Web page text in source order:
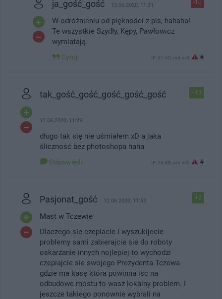
-10
ja_gość_gość 12.06.2020, 11:31
W odróżnieniu od piękności z pis, hahaha!
Te wszystkie Szydły, Kępy, Pawłowicz
wymiatają.
Cytuj IP: 31.60.xx4.xx3 #
+13
tak_gość_gość_gość_gość_gość
12.06.2020, 11:29
długo tak się nie uśmiałem xD a jaka
śliczność bez photoshopa haha
Odpowiedz IP: 78.88.xx5.xx2 #
+2
Pasjonat_gość 12.06.2020, 11:53
Mast w Tczewie
Dlaczego sie czepiacie i wyszukijecie
problemy sami zabierajcie sie do roboty
oskarżanie innych nojlepiej to wychodzi
czepiajcie sie swojego Prezydenta Tczewa
gdzie ma kasę która powinna isc na
odbudowe mostu to wasz lokalny problem. I
jeszcze takiego ponownie wybrali na